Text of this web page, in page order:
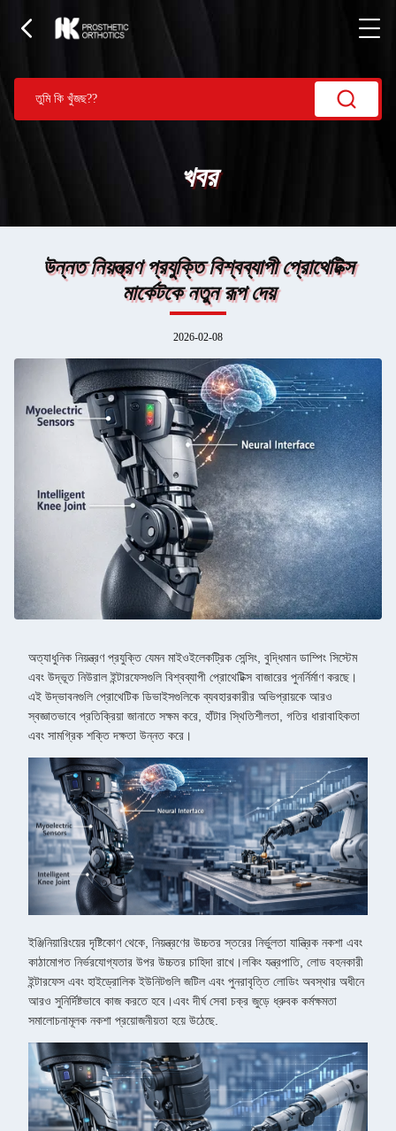
খবর
উন্নত নিয়ন্ত্রণ প্রযুক্তি বিশ্বব্যাপী প্রোথেটিক্স
মার্কেটকে নতুন রূপ দেয়
2026-02-08
অত্যাধুনিক নিয়ন্ত্রণ প্রযুক্তি যেমন মাইওইলেকট্রিক সেন্সিং, বুদ্ধিমান ডাম্পিং সিস্টেম
এবং উদ্ভূত নিউরাল ইন্টারফেসগুলি বিশ্বব্যাপী প্রোথেটিক্স বাজারের পুনর্নির্মাণ করছে।
এই উদ্ভাবনগুলি প্রোথেটিক ডিভাইসগুলিকে ব্যবহারকারীর অভিপ্রায়কে আরও
স্বজ্ঞাতভাবে প্রতিক্রিয়া জানাতে সক্ষম করে, হাঁটার স্থিতিশীলতা, গতির ধারাবাহিকতা
এবং সামগ্রিক শক্তি দক্ষতা উন্নত করে।
ইঞ্জিনিয়ারিংয়ের দৃষ্টিকোণ থেকে, নিয়ন্ত্রণের উচ্চতর স্তরের নির্ভুলতা যান্ত্রিক নকশা এবং
কাঠামোগত নির্ভরযোগ্যতার উপর উচ্চতর চাহিদা রাখে।লকিং যন্ত্রপাতি, লোড বহনকারী
ইন্টারফেস এবং হাইড্রোলিক ইউনিটগুলি জটিল এবং পুনরাবৃত্তি লোডিং অবস্থার অধীনে
আরও সুনির্দিষ্টভাবে কাজ করতে হবে।এবং দীর্ঘ সেবা চক্র জুড়ে ধ্রুবক কর্মক্ষমতা
সমালোচনামূলক নকশা প্রয়োজনীয়তা হয়ে উঠেছে.